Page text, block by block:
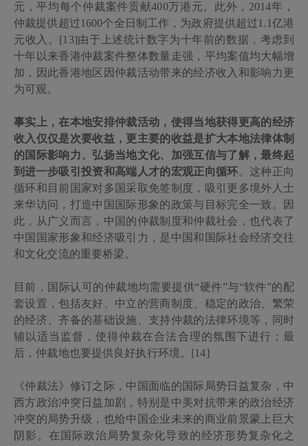
元，平均每个仲裁案件贡献400万港元。此外， 2014年，
仲裁提供超过1600个全日制工作，为政府提供超过1.1亿港
元收入。[13]由于上述统计数字为十年前的数据，考虑到
十年以来香港仲裁案件整体数量走强，平均案值均大幅增
加，因此香港地区因仲裁活动带来的经济收入和影响力更
为可观。
事实上，在本地安排仲裁活动，使得当地获得更高的经济
收入仅仅是次要收益，更主要的收益是扩大本地法律体制
的国际影响力、弘扬当地文化、加强互信与了解，最终起
到进一步吸引投资和高端人才的宏观正向循环。这种正向
循环和目前国家对多国采取免签制度，吸引更多境外人士
来华访问，打造中国国际形象的政策与目标完全一致。因
此，从广义而言，中国的仲裁制度和仲裁社会，也代表了
中国国家形象和经济吸引力，是中国和国际社会经济交往
和文化交流的重要桥梁。
目前，国际认可的仲裁地均需要提供“硬件”与“软件”的配
套设置，包括友好、中立的营商制度、稳定的政治、繁荣
的经济、齐备的基础设施、支持仲裁的法律环境等，同时
辅以适当监督，使得仲裁在合法合理的氛围下进行；最
后，仲裁地也要提供良好执行环境。[14]
《仲裁法》修订之际，中国面临的国际局势日益复杂，中
西方政治冲突日益加剧，特别是中美对抗带来的政治经济
冲突的局势升级，也给中国企业未来的商业前景蒙上巨大
阴影。在国际政治局势复杂化导致的经济形势复杂化之